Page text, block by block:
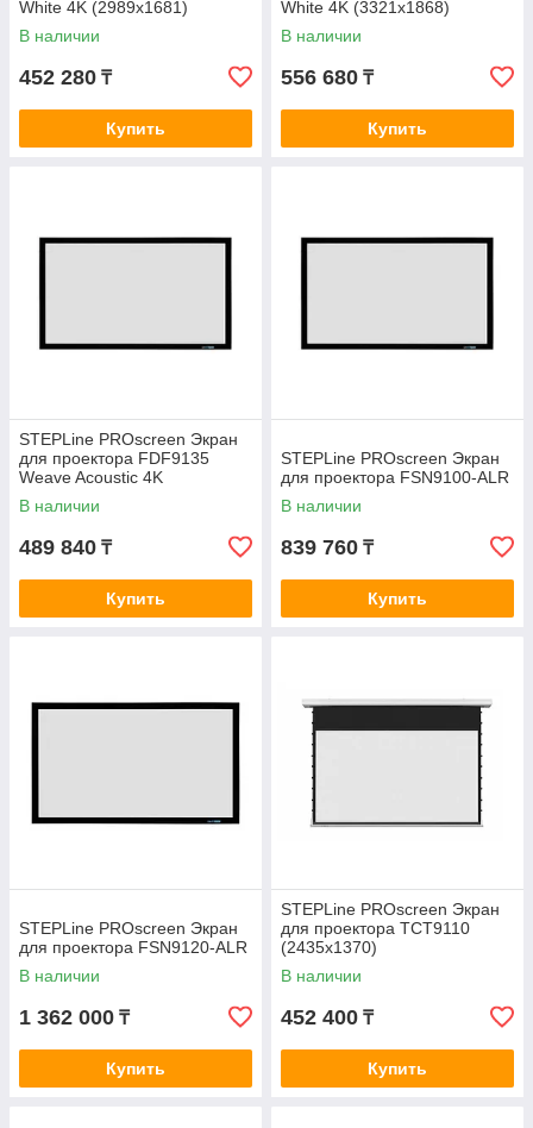
White 4K (2989х1681)
В наличии
452 280 ₸
Купить
White 4K (3321х1868)
В наличии
556 680 ₸
Купить
STEPLine PROscreen Экран
для проектора FDF9135
Weave Acoustic 4K
(2989х1681)
В наличии
489 840 ₸
Купить
STEPLine PROscreen Экран
для проектора FSN9100-ALR
В наличии
839 760 ₸
Купить
STEPLine PROscreen Экран
для проектора FSN9120-ALR
В наличии
1 362 000 ₸
Купить
STEPLine PROscreen Экран
для проектора TCT9110
(2435х1370)
В наличии
452 400 ₸
Купить